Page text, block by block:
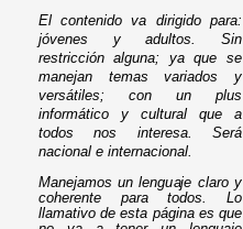
El contenido va dirigido para:
jóvenes y adultos. Sin
restricción alguna; ya que se
manejan temas variados y
versátiles; con un plus
informático y cultural que a
todos nos interesa. Será
nacional e internacional.
Manejamos un lenguaje claro y
coherente para todos. Lo
llamativo de esta página es que